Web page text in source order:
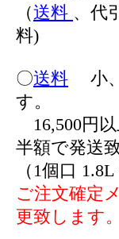
（送料 、代
料)
〇送料 小、
す。
16,500円
半額で発
（1個口
ご注文確定
更致します。